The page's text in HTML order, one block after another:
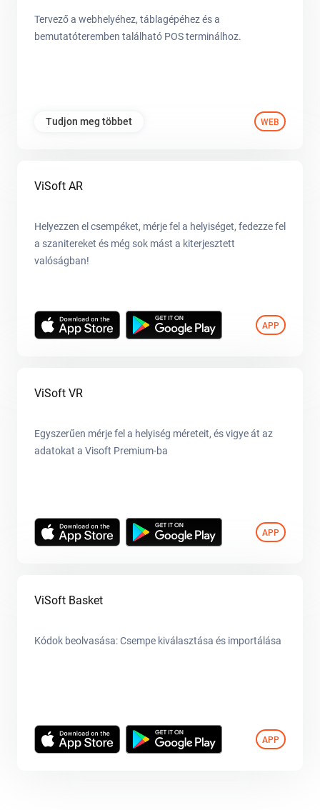
Tervező a webhelyéhez, táblagépéhez és a
bemutatóteremben található POS terminálhoz.
Tudjon meg többet WEB
ViSoft AR
Helyezzen el csempéket, mérje fel a helyiséget, fedezze fel
a szanitereket és még sok mást a kiterjesztett
valóságban!
APP
ViSoft VR
Egyszerűen mérje fel a helyiség méreteit, és vigye át az
adatokat a Visoft Premium-ba
APP
ViSoft Basket
Kódok beolvasása: Csempe kiválasztása és importálása
APP